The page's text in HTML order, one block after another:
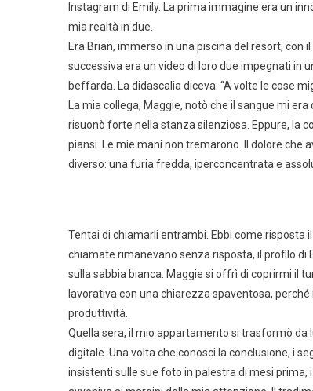
Instagram di Emily. La prima immagine era un
mia realtà in due.
Era Brian, immerso in una piscina del resort, con
successiva era un video di loro due impegnati in
beffarda. La didascalia diceva: “A volte le cose
La mia collega, Maggie, notò che il sangue mi
risuonò forte nella stanza silenziosa. Eppure, la
piansi. Le mie mani non tremarono. Il dolore che
diverso: una furia fredda, iperconcentrata e
Tentai di chiamarli entrambi. Ebbi come risposta
chiamate rimanevano senza risposta, il profilo
sulla sabbia bianca. Maggie si offrì di coprirmi il
lavorativa con una chiarezza spaventosa,
produttività.
Quella sera, il mio appartamento si trasformò da
digitale. Una volta che conosci la conclusione, i
insistenti sulle sue foto in palestra di mesi prima,